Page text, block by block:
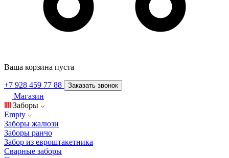
Ваша корзина пуста
+7 928 459 77 88 Заказать звонок
Магазин
Заборы
Empty
Заборы жалюзи
Заборы ранчо
Забор из евроштакетника
Сварные заборы